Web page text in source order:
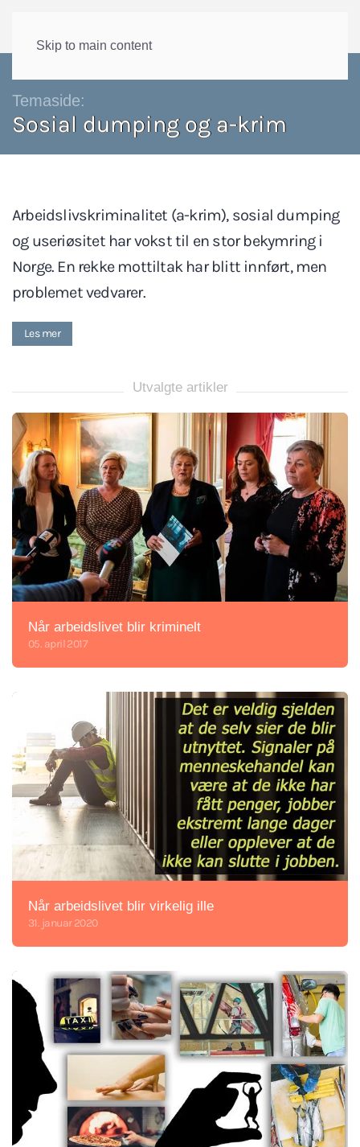
Skip to main content
Temaside:
Sosial dumping og a-krim
Arbeidslivskriminalitet (a-krim), sosial dumping
og useriøsitet har vokst til en stor bekymring i
Norge. En rekke mottiltak har blitt innført, men
problemet vedvarer.
Les mer
Utvalgte artikler
Når arbeidslivet blir kriminelt
05. april 2017
Når arbeidslivet blir virkelig ille
31. januar 2020